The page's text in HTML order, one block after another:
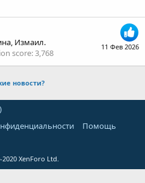
11 Фев 2026
Измаил.
score 3,768
новости?
Помощь
XenForo Ltd.